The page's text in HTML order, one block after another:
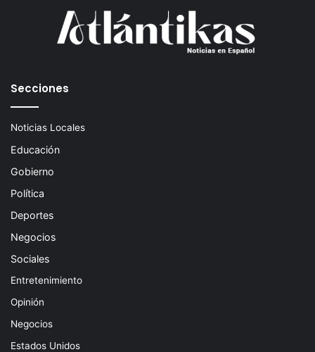
Secciones
Noticias Locales
Educación
Gobierno
Política
Deportes
Negocios
Sociales
Entretenimiento
Opinión
Negocios
Estados Unidos